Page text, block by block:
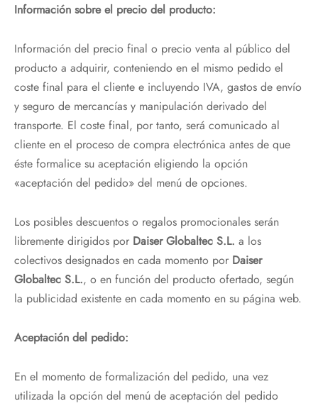
Información sobre el precio del producto:
Información del precio final o precio venta al público del
producto a adquirir, conteniendo en el mismo pedido el
coste final para el cliente e incluyendo IVA, gastos de envío
y seguro de mercancías y manipulación derivado del
transporte. El coste final, por tanto, será comunicado al
cliente en el proceso de compra electrónica antes de que
éste formalice su aceptación eligiendo la opción
«aceptación del pedido» del menú de opciones.
Los posibles descuentos o regalos promocionales serán
libremente dirigidos por Daiser Globaltec S.L. a los
colectivos designados en cada momento por Daiser
Globaltec S.L., o en función del producto ofertado, según
la publicidad existente en cada momento en su página web.
Aceptación del pedido:
En el momento de formalización del pedido, una vez
utilizada la opción del menú de aceptación del pedido